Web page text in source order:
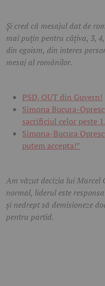
Și cred că mesajul dat de
mai puțin pentru câțiva, 3,
din egoism, din interes
mesaj al românilor.
PSD, OUT din Guvern!
Simona Bucura-
sacrificiul celor peste
Simona-Bucura
putem accepta!”
Am văzut decizia lui Marcel
normal, liderul este
și nedrept să demisioneze
pentru partid.